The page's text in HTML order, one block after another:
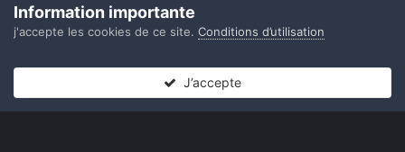
Information importante
j'accepte les cookies de ce site. Conditions d’utilisation
J’accepte